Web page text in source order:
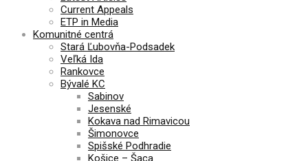
Current Appeals
ETP in Media
Komunitné centrá
Stará Ľubovňa-Podsadek
Veľká Ida
Rankovce
Bývalé KC
Sabinov
Jesenské
Kokava nad Rimavicou
Šimonovce
Spišské Podhradie